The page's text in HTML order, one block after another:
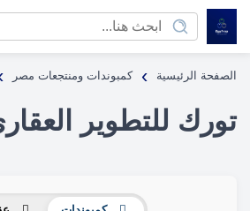
الصفحة الرئيسية › كمبوندات ومنتجعات مصر
تورك للتطوير